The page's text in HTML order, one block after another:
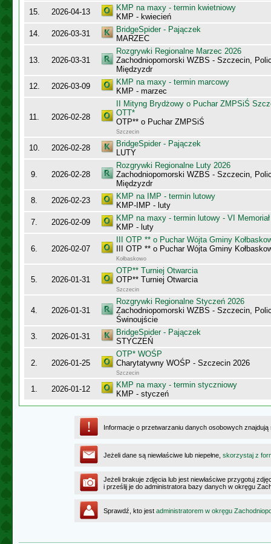
15.
2026-04-13
KMP na maxy - termin kwietniowy
KMP - kwiecień
14.
2026-03-31
BridgeSpider - Pajączek
MARZEC
13. 2026-03-31
Rozgrywki Regionalne Marzec 2026
Zachodniopomorski WZBS - Szczecin,
Międzyzdr
12.
2026-03-09
KMP na maxy - termin marcowy
KMP - marzec
11. 2026-02-28
II Mityng Brydżowy o Puchar ZMPSiŚ
OTT*
OTP** o Puchar ZMPSiŚ
Szczecin
10. 2026-02-28
BridgeSpider - Pajączek
LUTY
9. 2026-02-28
Rozgrywki Regionalne Luty 2026
Zachodniopomorski WZBS - Szczecin,
Międzyzdr
8.
2026-02-23
KMP na IMP - termin lutowy
KMP-IMP - luty
7.
2026-02-09
KMP na maxy - termin lutowy - VI
KMP - luty
6. 2026-02-07
III OTP ** o Puchar Wójta Gminy
III OTP ** o Puchar Wójta Gminy
Kołbaskowo
5. 2026-01-31
OTP** Turniej Otwarcia
OTP** Turniej Otwarcia
Szczecin
4. 2026-01-31
Rozgrywki Regionalne Styczeń 2026
Zachodniopomorski WZBS - Szczecin,
Świnoujście
3.
2026-01-31
BridgeSpider - Pajączek
STYCZEŃ
2. 2026-01-25
OTP* WOŚP
Charytatywny WOŚP - Szczecin 2026
Szczecin
1. 2026-01-12
KMP na maxy - termin styczniowy
KMP - styczeń
Informacje o przetwarzaniu danych osobowych
Jeżeli dane są niewłaściwe lub niepełne, skorzystaj z
Jeżeli brakuje zdjęcia lub jest niewłaściwe przygotuj
i prześlij je do administratora bazy danych w okręgu
Sprawdź, kto jest administratorem w okręgu